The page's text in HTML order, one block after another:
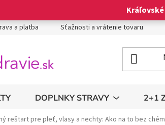
a platba Sťažnosti a vrátenie tovaru
DOPLNKY STRAVY 2+1
reštart pre pleť, vlasy a nechty: Ako na to bez